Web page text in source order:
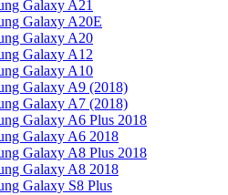
Galaxy A21
Galaxy A20E
Galaxy A20
Galaxy A12
Galaxy A10
Galaxy A9 (2018)
Galaxy A7 (2018)
Galaxy A6 Plus 2018
Galaxy A6 2018
Galaxy A8 Plus 2018
Galaxy A8 2018
Galaxy S8 Plus